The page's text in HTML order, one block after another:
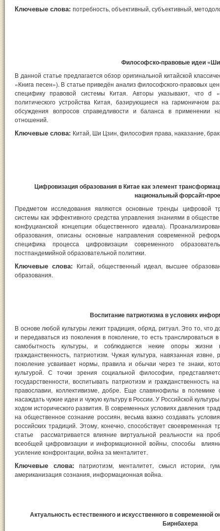
Ключевые слова: потребность, объективный, субъективный,
Философско-правовые идеи
В данной статье предлагается обзор оригинальной китайской
«Книга песен»). В статье приведён анализ философского-правовых
специфику правовой системы Китая. Авторы указывают, что
политического устройства Китая, базирующиеся на гармоничном
обсуждения вопросов справедливости и баланса в применении
отношений.
Ключевые слова: Китай, Ши Цзин, философия права, наказание,
Цифровизация образования в Китае как элемент
национальный форсайт-
Предметом исследования являются основные тренды цифровой
системы как эффективного средства управления знаниями в
конфуцианской концепции общественного идеала).
образования, описаны основные направления современной
специфика процесса цифровизации современного
постпандемийной образовательной политики.
Ключевые слова: Китай, общественный идеал, высшее
образования.
Воспитание патриотизма в условиях
В основе любой культуры лежит традиция, обряд, ритуал. Это то, что
и передаваться из поколения в поколение, то есть транслироваться
самобытность культуры, и соблюдаются некие опоры жизни
гражданственность, патриотизм. Чужая культура, навязанная
поколение усваивает нормы, правила и обычаи через те знаки,
культурой. С точки зрения социальной философии,
государственности, воспитывать патриотизм и гражданственность
православии, коллективизме, добре. Еще славянофилы в полемике
насаждать чужие идеи и чужую культуру в России. У Российской
ходом исторического развития. В современных условиях давления
на общественное сознание россиян, весьма важно создавать
российских традиций. Этому, конечно, способствует своевременная
статье рассматривается влияние виртуальной реальности на
всеобщей цифровизации и информационной войны, способы
усиление конфронтации, война за менталитет.
Ключевые слова:
патриотизм, менталитет, смысл истории,
американизация сознания, информационная война.
Актуальность естественного и искусственного в современной
Бирнбахера